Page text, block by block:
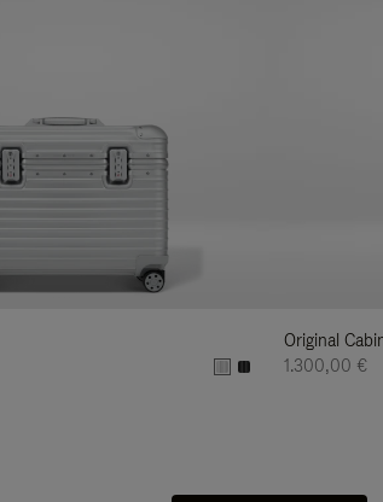
Original
1.300,00 €